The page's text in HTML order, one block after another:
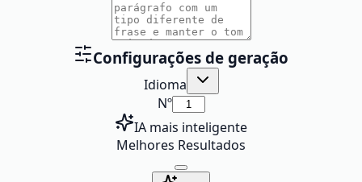
Configurações de geração
Idioma
Nº
IA mais inteligente
Melhores Resultados